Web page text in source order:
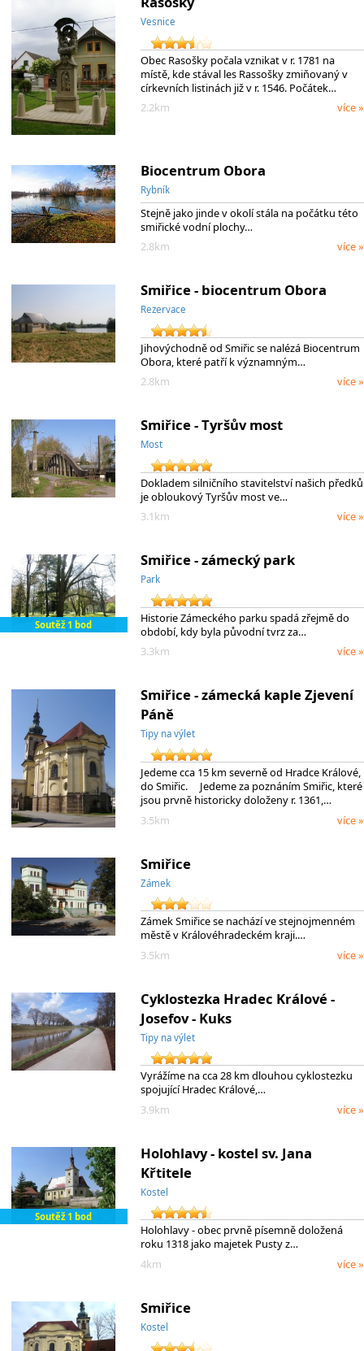
Vesnice
Obec Rasošky počala vznikat v r. 1781 na
místě, kde stával les Rassošky zmiňovaný v
církevních listinách již v r. 1546. Počátek…
2.2km
více »
Biocentrum Obora
Rybník
Stejně jako jinde v okolí stála na počátku této
smiřické vodní plochy…
2.8km
více »
Smiřice - biocentrum Obora
Rezervace
Jihovýchodně od Smiřic se nalézá Biocentrum
Obora, které patří k významným…
2.8km
více »
Smiřice - Tyršův most
Most
Dokladem silničního stavitelství našich předků
je obloukový Tyršův most ve…
3.1km
více »
Soutěž 1 bod
Smiřice - zámecký park
Park
Historie Zámeckého parku spadá zřejmě do
období, kdy byla původní tvrz za…
3.3km
více »
Smiřice - zámecká kaple Zjevení
Páně
Tipy na výlet
Jedeme cca 15 km severně od Hradce Králové,
do Smiřic. Jedeme za poznáním Smiřic, které
jsou prvně historicky doloženy r. 1361,…
3.5km
více »
Smiřice
Zámek
Zámek Smiřice se nachází ve stejnojmenném
městě v Královéhradeckém kraji.…
3.5km
více »
Cyklostezka Hradec Králové -
Josefov - Kuks
Tipy na výlet
Vyrážíme na cca 28 km dlouhou cyklostezku
spojující Hradec Králové,…
3.9km
více »
Soutěž 1 bod
Holohlavy - kostel sv. Jana
Křtitele
Kostel
Holohlavy - obec prvně písemně doložená
roku 1318 jako majetek Pusty z…
4km
více »
Smiřice
Kostel